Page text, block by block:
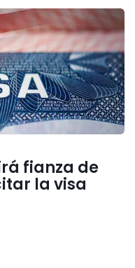
fianza de
la visa